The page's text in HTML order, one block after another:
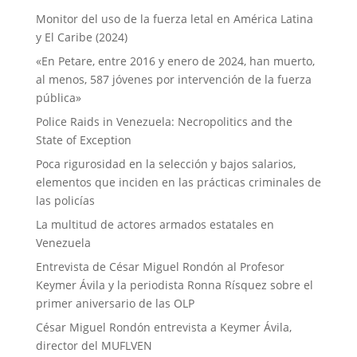
Monitor del uso de la fuerza letal en América Latina
y El Caribe (2024)
«En Petare, entre 2016 y enero de 2024, han muerto,
al menos, 587 jóvenes por intervención de la fuerza
pública»
Police Raids in Venezuela: Necropolitics and the
State of Exception
Poca rigurosidad en la selección y bajos salarios,
elementos que inciden en las prácticas criminales de
las policías
La multitud de actores armados estatales en
Venezuela
Entrevista de César Miguel Rondón al Profesor
Keymer Ávila y la periodista Ronna Rísquez sobre el
primer aniversario de las OLP
César Miguel Rondón entrevista a Keymer Ávila,
director del MUFLVEN